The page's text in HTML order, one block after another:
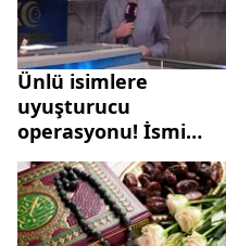
Ünlü isimlere
uyuşturucu
operasyonu! İsmi
geçen sanatçı-
ünlülerin kan örneği
alınıyor